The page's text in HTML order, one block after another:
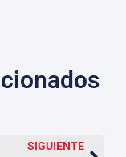
SIGUIENTE